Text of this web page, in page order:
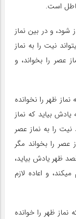
است.
شود، و در بین نماز
یادش بیاید که نماز ظهر را خوانده است، نمی‎تواند نیت را به نماز
عصر را بخواند، و
ظهر را نخوانده
بیاید که نماز
نیت را به نماز عصر
عصر را بخواند مگر
ظهر یادش بیاید،
که در این صورت نماز را به نیت عصر تمام می‎کند، و اعاده لازم
ظهر را خوانده